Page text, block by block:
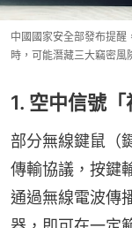
中國國家安全部發布提醒
時，可能潛藏三大竊密風
1. 空中信號「
部分無線鍵鼠（
傳輸協議，按鍵
通過無線電波傳